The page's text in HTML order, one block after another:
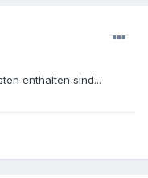
enthalten sind...